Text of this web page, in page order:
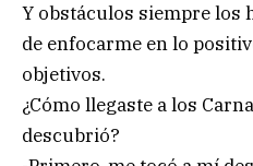
Y obstáculos siempre los
de enfocarme en lo
objetivos.
¿Cómo llegaste a los
descubrió?